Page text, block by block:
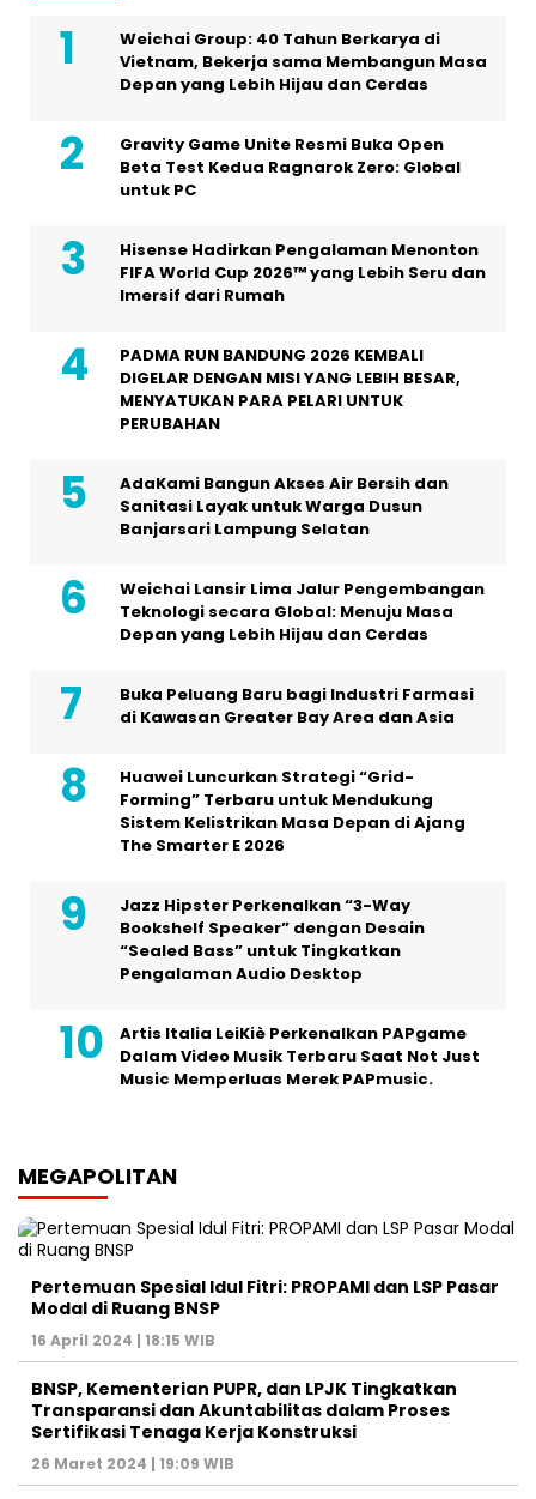
Weichai Group: 40 Tahun Berkarya di
Vietnam, Bekerja sama Membangun Masa
Depan yang Lebih Hijau dan Cerdas
Gravity Game Unite Resmi Buka Open
Beta Test Kedua Ragnarok Zero: Global
untuk PC
Hisense Hadirkan Pengalaman Menonton
FIFA World Cup 2026™ yang Lebih Seru dan
Imersif dari Rumah
PADMA RUN BANDUNG 2026 KEMBALI
DIGELAR DENGAN MISI YANG LEBIH BESAR,
MENYATUKAN PARA PELARI UNTUK
PERUBAHAN
AdaKami Bangun Akses Air Bersih dan
Sanitasi Layak untuk Warga Dusun
Banjarsari Lampung Selatan
Weichai Lansir Lima Jalur Pengembangan
Teknologi secara Global: Menuju Masa
Depan yang Lebih Hijau dan Cerdas
Buka Peluang Baru bagi Industri Farmasi
di Kawasan Greater Bay Area dan Asia
Huawei Luncurkan Strategi “Grid-
Forming” Terbaru untuk Mendukung
Sistem Kelistrikan Masa Depan di Ajang
The Smarter E 2026
Jazz Hipster Perkenalkan “3-Way
Bookshelf Speaker” dengan Desain
“Sealed Bass” untuk Tingkatkan
Pengalaman Audio Desktop
Artis Italia LeiKiè Perkenalkan PAPgame
Dalam Video Musik Terbaru Saat Not Just
Music Memperluas Merek PAPmusic.
MEGAPOLITAN
Pertemuan Spesial Idul Fitri: PROPAMI dan LSP Pasar
Modal di Ruang BNSP
16 April 2024 | 18:15 WIB
BNSP, Kementerian PUPR, dan LPJK Tingkatkan
Transparansi dan Akuntabilitas dalam Proses
Sertifikasi Tenaga Kerja Konstruksi
26 Maret 2024 | 19:09 WIB